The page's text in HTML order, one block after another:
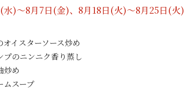
水)～8月7日(金)、8月18日(火)〜8月25日(火)
イスターソース炒め
プのニンニク香り蒸し
炒め
ムスープ